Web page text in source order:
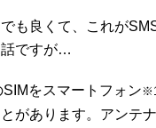
も良くて、これが
話ですが…
をスマートフォン ※1
とがあります。アンテ